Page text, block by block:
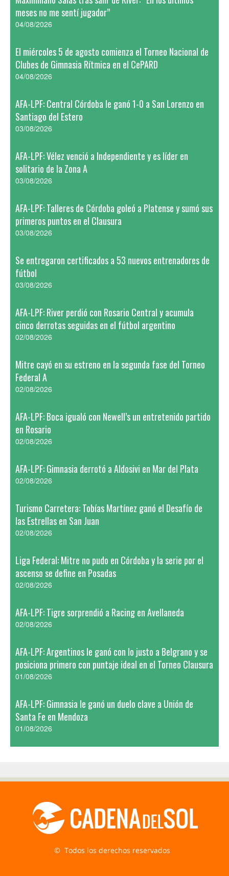
meses no me sentí jugador”
04/08/2026
El miércoles 5 de agosto comienza el Torneo Nacional de
Clubes de Gimnasia Rítmica en el CePARD
04/08/2026
AFA-LPF: Central Córdoba le ganó 1-0 a San Lorenzo en
Santiago del Estero
03/08/2026
AFA-LPF: Vélez venció a Independiente y es líder en
solitario de la Zona A
03/08/2026
AFA-LPF: Talleres de Córdoba goleó a Platense y sumó sus
primeros puntos en el Clausura
03/08/2026
Se entregaron certificados a 53 nuevos entrenadores de
fútbol
03/08/2026
AFA-LPF: River perdió con Rosario Central y acumula
cinco derrotas seguidas en el fútbol argentino
02/08/2026
Mitre cayó en su estreno en la segunda fase del Torneo
Federal A
02/08/2026
AFA-LPF: Boca igualó con Newell’s un entretenido partido
en Rosario
02/08/2026
AFA-LPF: Gimnasia derrotó a Aldosivi en Mar del Plata
02/08/2026
Turismo Carretera: Tobías Martínez ganó el Desafío de
las Estrellas en San Juan
02/08/2026
Liga Federal: Mitre no pudo en Córdoba y la serie por el
ascenso se define en Posadas
02/08/2026
AFA-LPF: Tigre sorprendió a Racing en Avellaneda
02/08/2026
AFA-LPF: Argentinos le ganó con lo justo a Belgrano y se
posiciona primero con puntaje ideal en el Torneo Clausura
01/08/2026
AFA-LPF: Gimnasia le ganó un duelo clave a Unión de
Santa Fe en Mendoza
01/08/2026